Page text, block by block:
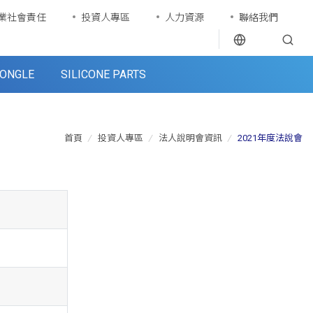
社會責任 投資人專區 人力資源 聯絡我們
SILICONE PARTS
首頁 / 投資人專區 / 法人說明會資訊 / 2021年度法說會